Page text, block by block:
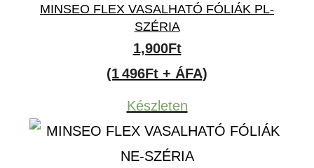
MINSEO FLEX VASALHATÓ FÓLIÁK PL-
SZÉRIA
1,900Ft
(1 496Ft + ÁFA)
Készleten